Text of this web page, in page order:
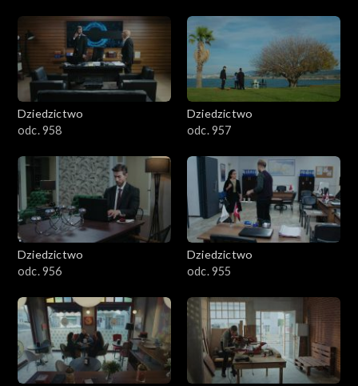
Dziedzictwo
odc. 958
Dziedzictwo
odc. 957
Dziedzictwo
odc. 956
Dziedzictwo
odc. 955